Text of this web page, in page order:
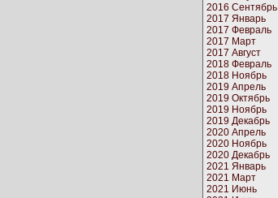
2016 Сентябрь
2017 Январь
2017 Февраль
2017 Март
2017 Август
2018 Февраль
2018 Ноябрь
2019 Апрель
2019 Октябрь
2019 Ноябрь
2019 Декабрь
2020 Апрель
2020 Ноябрь
2020 Декабрь
2021 Январь
2021 Март
2021 Июнь